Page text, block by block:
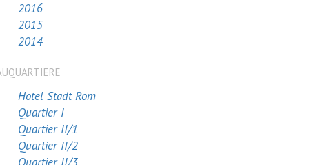
2016
2015
2014
Hotel Stadt Rom
Quartier I
Quartier II/1
Quartier II/2